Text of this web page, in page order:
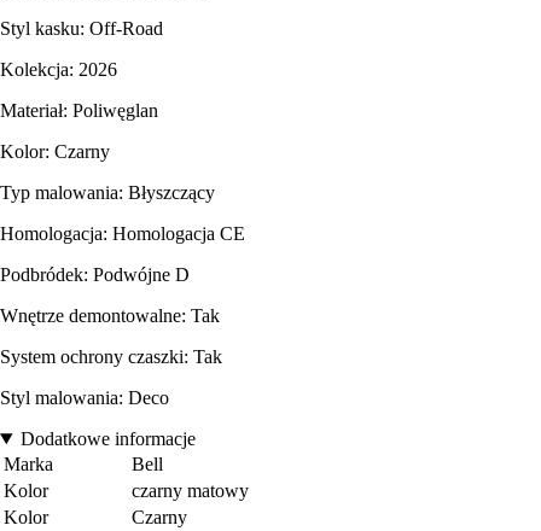
Styl kasku: Off-Road
Kolekcja: 2026
Materiał: Poliwęglan
Kolor: Czarny
Typ malowania: Błyszczący
Homologacja: Homologacja CE
Podbródek: Podwójne D
Wnętrze demontowalne: Tak
System ochrony czaszki: Tak
Styl malowania: Deco
Dodatkowe informacje
Marka
Bell
Kolor
czarny matowy
Kolor
Czarny